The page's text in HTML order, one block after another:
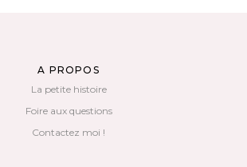
A PROPOS
La petite histoire
Foire aux questions
Contactez moi !